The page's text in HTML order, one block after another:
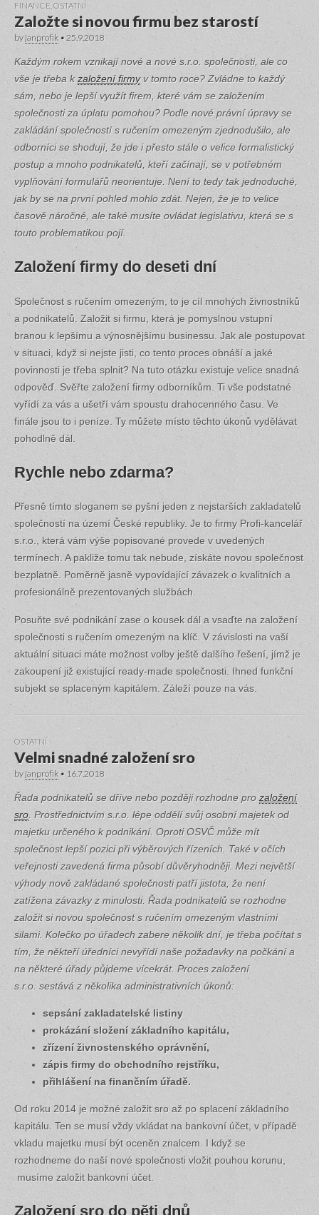
FINANCE OSTATNÍ
Založte si novou firmu bez starostí
by janprofik • 25.9.2018
Každým rokem vznikají nové a nové s.r.o. společnosti, ale co
vše je třeba kzaložení firmyv tomto roce? Zvládne to každý
sám, nebo je lepší využít firem, které vám se založením
společnosti za úplatu pomohou? Podle nové právní úpravy se
zakládání společností s ručením omezeným zjednodušilo, ale
odborníci se shodují, že jde i přesto stále o velice formalistický
postup a mnoho podnikatelů, kteří začínají, se v potřebném
vyplňování formulářů neorientuje. Není to tedy tak jednoduché,
jak by se na první pohled mohlo zdát. Nejen, že je to velice
časově náročné, ale také musíte ovládat legislativu, která se s
touto problematikou pojí.
Založení firmy do deseti dní
Společnost s ručením omezeným, to je cíl mnohých živnostníků
a podnikatelů. Založit si firmu, která je pomyslnou vstupní
branou k lepšímu a výnosnějšímu businessu. Jak ale postupovat
v situaci, když si nejste jisti, co tento proces obnáší a jaké
povinnosti je třeba splnit? Na tuto otázku existuje velice snadná
odpověď. Svěřte založení firmy odborníkům. Ti vše podstatné
vyřídí za vás a ušetří vám spoustu drahocenného času. Ve
finále jsou to i peníze. Ty můžete místo těchto úkonů vydělávat
pohodlně dál.
Rychle nebo zdarma?
Přesně tímto sloganem se pyšní jeden z nejstarších zakladatelů
společností na území České republiky. Je to firmy Profi-kancelář
s.r.o., která vám výše popisované provede v uvedených
termínech. A pakliže tomu tak nebude, získáte novou společnost
bezplatně. Poměrně jasně vypovídající závazek o kvalitních a
profesionálně prezentovaných službách.
Posuňte své podnikání zase o kousek dál a vsaďte na založení
společnosti s ručením omezeným na klíč. V závislosti na vaší
aktuální situaci máte možnost volby ještě dalšího řešení, jímž je
zakoupení již existující ready-made společnosti. Ihned funkční
subjekt se splaceným kapitálem. Záleží pouze na vás.
OSTATNÍ
Velmi snadné založení sro
by janprofik • 16.7.2018
Řada podnikatelů se dříve nebo později rozhodne pro založení
sro . Prostřednictvím s.r.o. lépe oddělí svůj osobní majetek od
majetku určeného k podnikání. Oproti OSVČ může mít
společnost lepší pozici při výběrových řízeních. Také v očích
veřejnosti zavedená firma působí důvěryhodněji. Mezi největší
výhody nově zakládané společnosti patří jistota, že není
zatížena závazky z minulosti. Řada podnikatelů se rozhodne
založit si novou společnost s ručením omezeným vlastními
silami. Kolečko po úřadech zabere několik dní, je třeba počítat s
tím, že někteří úředníci nevyřídí naše požadavky na počkání a
na některé úřady půjdeme vícekrát. Proces založení
s.r.o. sestává z několika administrativních úkonů:
sepsání zakladatelské listiny
prokázání složení základního kapitálu,
zřízení živnostenského oprávnění,
zápis firmy do obchodního rejstříku,
přihlášení na finančním úřadě.
Od roku 2014 je možné založit sro až po splacení základního
kapitálu. Ten se musí vždy vkládat na bankovní účet, v případě
vkladu majetku musí být oceněn znalcem. I když se
rozhodneme do naší nové společnosti vložit pouhou korunu,
musíme založit bankovní účet.
Založení sro do pěti dnů